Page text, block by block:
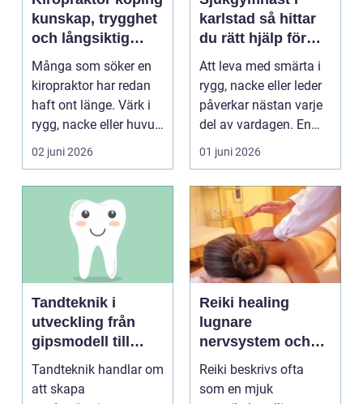
kunskap, trygghet
och långsiktig
hjälp för ryggen
Många som söker en
kiropraktor har redan
haft ont länge. Värk i
rygg, nacke eller huvud
blir lätt en...
02 juni 2026
karlstad så hittar
du rätt hjälp för
smärta och besvär
Att leva med smärta i
rygg, nacke eller leder
påverkar nästan varje
del av vardagen. En
person som s...
01 juni 2026
Tandteknik i
utveckling från
gipsmodell till
digitalt arbetsflöde
Tandteknik handlar om
att skapa
Reiki healing
lugnare
nervsystem och
djupare
återhämtning
Reiki beskrivs ofta
som en mjuk